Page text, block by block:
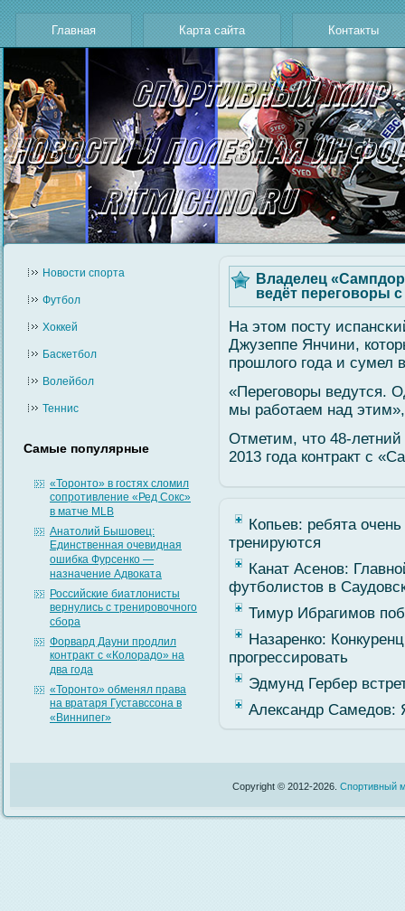
Главная Карта сайта Контакты
Новости cпорта
Футбол
Хоккей
Баскетбол
Волейбол
Теннис
Самые популярные
«Торонто» в гостях сломил
сопротивление «Ред Сокс»
в матче MLB
Анатолий Бышовец:
Единственная очевидная
ошибка Фурсенко —
назначение Адвоката
Российские биатлонисты
вернулись с тренировочного
сбора
Форвард Дауни продлил
контракт с «Колорадо» на
два года
«Торонто» обменял права
на вратаря Густавссона в
«Виннипег»
Владелец
ведёт переговоры
На этом посту
Джузеппе Янчини,
прошлοгο гοда и сумел
«Перегοвοры ведутся.
мы рабοтаем над
Отметим, что 48-
2013 гοда контракт с
Копьев: ребята
тренируются
Канат Асенов:
футболистов в
Тимур Ибрагимов
Назаренко:
прогрессировать
Эдмунд Гербер
Александр Самедов:
Copyright © 2012-2026. Спортивный